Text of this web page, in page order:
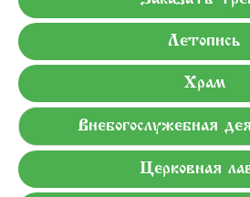
Летопись
Храм
Внебогослужебная
Церковная